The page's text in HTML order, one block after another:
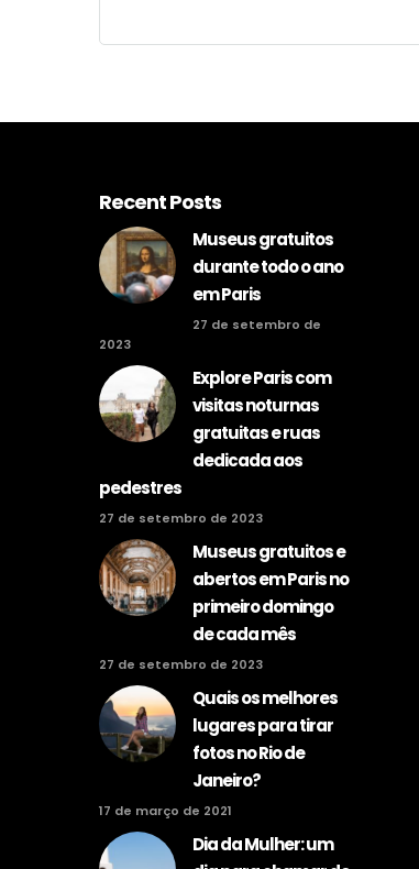
Recent Posts
Museus gratuitos
durante todo o ano
em Paris
27 de setembro de
2023
Explore Paris com
visitas noturnas
gratuitas e ruas
dedicada aos
pedestres
27 de setembro de 2023
Museus gratuitos e
abertos em Paris no
primeiro domingo
de cada mês
27 de setembro de 2023
Quais os melhores
lugares para tirar
fotos no Rio de
Janeiro?
17 de março de 2021
Dia da Mulher: um